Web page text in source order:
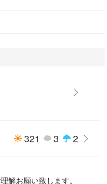
321 3 2
解お願い致します。